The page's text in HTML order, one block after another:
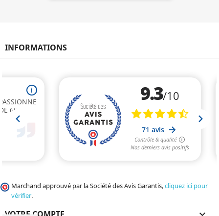
INFORMATIONS
Marchand approuvé par la Société des Avis Garantis,cliquez ici pour
vérifier.